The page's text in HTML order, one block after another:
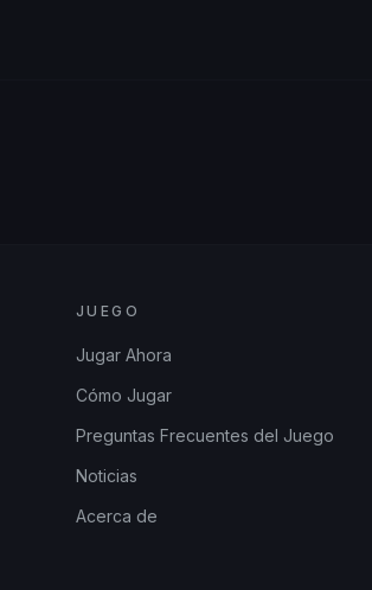
JUEGO
Jugar Ahora
Cómo Jugar
Preguntas Frecuentes del Juego
Noticias
Acerca de